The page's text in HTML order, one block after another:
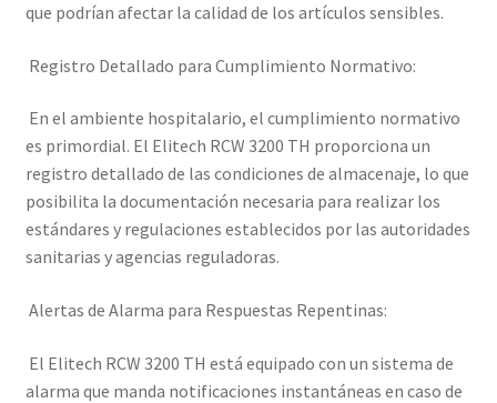
que podrían afectar la calidad de los artículos sensibles.
Registro Detallado para Cumplimiento Normativo:
En el ambiente hospitalario, el cumplimiento normativo
es primordial. El Elitech RCW 3200 TH proporciona un
registro detallado de las condiciones de almacenaje, lo que
posibilita la documentación necesaria para realizar los
estándares y regulaciones establecidos por las autoridades
sanitarias y agencias reguladoras.
Alertas de Alarma para Respuestas Repentinas:
El Elitech RCW 3200 TH está equipado con un sistema de
alarma que manda notificaciones instantáneas en caso de